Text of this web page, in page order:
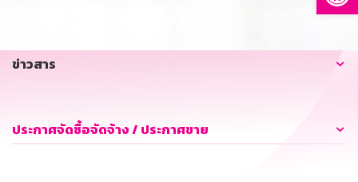
ข่าวสาร
ประกาศจัดซื้อจัดจ้าง / ประกาศขาย